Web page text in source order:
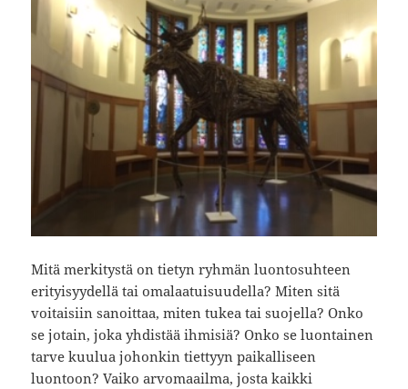
Mitä merkitystä on tietyn ryhmän luontosuhteen
erityisyydellä tai omalaatuisuudella? Miten sitä
voitaisiin sanoittaa, miten tukea tai suojella? Onko
se jotain, joka yhdistää ihmisiä? Onko se luontainen
tarve kuulua johonkin tiettyyn paikalliseen
luontoon? Vaiko arvomaailma, josta kaikki